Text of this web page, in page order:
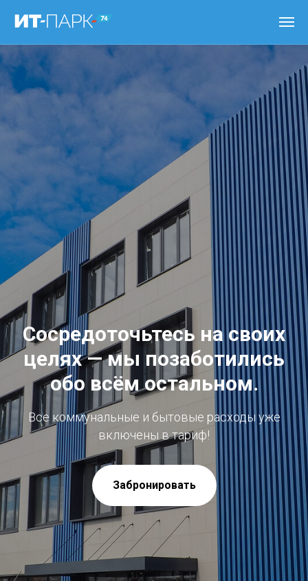
Сосредоточьтесь на своих
целях — мы позаботились
обо всём остальном.
Все коммунальные и бытовые расходы уже
включены в тариф!
Забронировать